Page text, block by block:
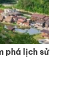
phá lịch sử